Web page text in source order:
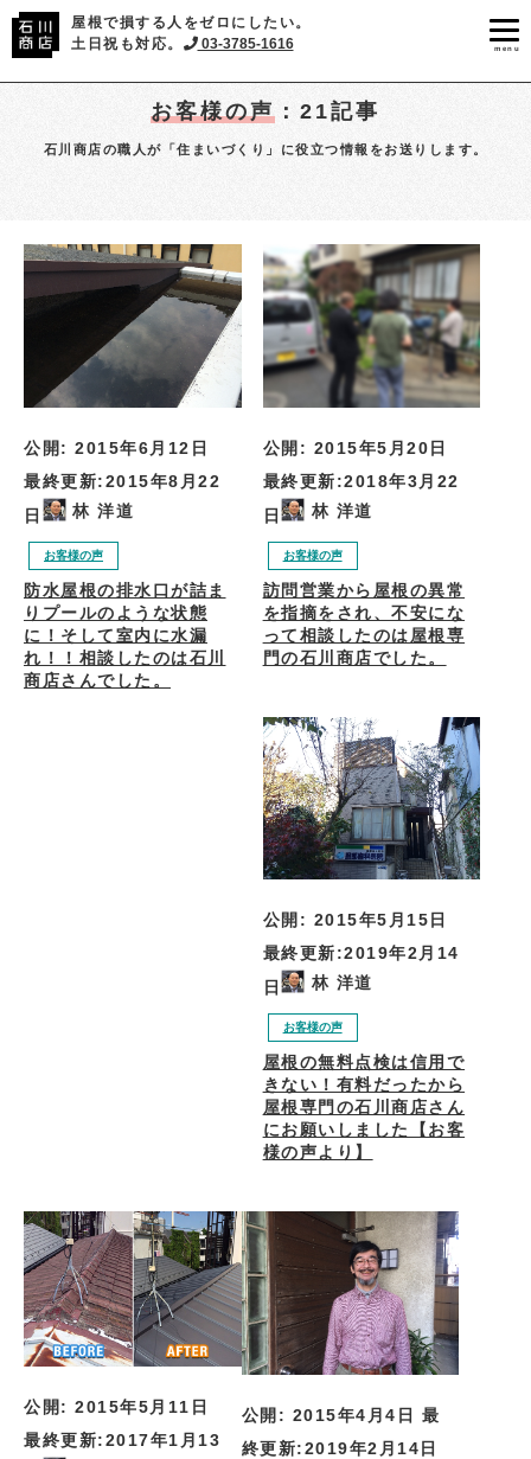
屋根で損する人をゼロにしたい。
土日祝も対応。
03-3785-1616 menu
お客様の声 ：21記事
石川商店の職人が「住まいづくり」に役立つ情報をお送りします。
公開: 2015年6月12日
最終更新:2015年8月22
日
林 洋道
お客様の声
防水屋根の排水口が詰ま
りプールのような状態
に！そして室内に水漏
れ！！相談したのは石川
商店さんでした。
公開: 2015年5月20日
最終更新:2018年3月22
日
林 洋道
お客様の声
訪問営業から屋根の異常
を指摘をされ、不安にな
って相談したのは屋根専
門の石川商店でした。
公開: 2015年5月15日
最終更新:2019年2月14
日
林 洋道
お客様の声
屋根の無料点検は信用で
きない！有料だったから
屋根専門の石川商店さん
にお願いしました【お客
様の声より】
公開: 2015年5月11日
最終更新:2017年1月13
公開: 2015年4月4日 最
終更新:2019年2月14日